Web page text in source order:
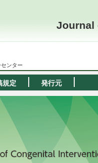
Journal
ンター
規定 発行元